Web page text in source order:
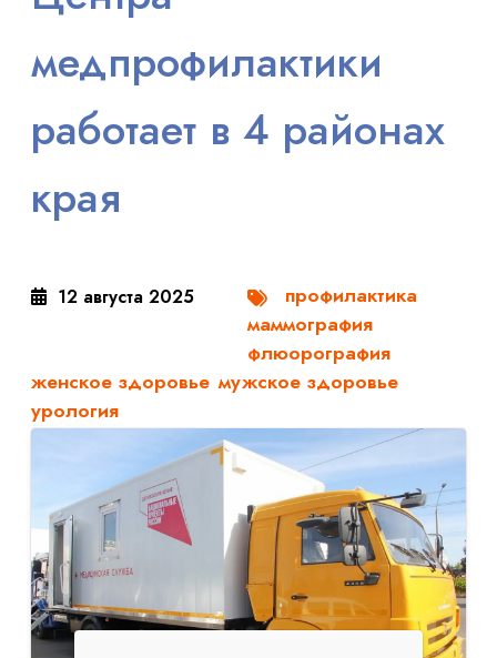
медпрофилактики
работает в 4 районах
края
12 августа 2025
профилактика
маммография
флюорография
женское здоровье мужское здоровье
урология